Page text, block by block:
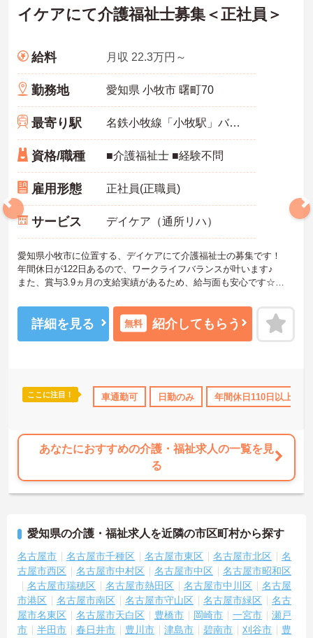
高収入 社会保険完備 交通費支給 退職金制度あり
イケアにて介護福祉士募集＜正社員＞
給料 月収 22.3万円～
勤務地 愛知県 小牧市 曙町70
最寄り駅 名鉄小牧線「小牧駅」バス・車7分
資格/職種 ■介護福祉士 ■経験不問
雇用形態 正社員(正職員)
サービス デイケア（通所リハ）
愛知県小牧市に位置する、デイケアにて介護福祉士の募集です！
年間休日が122日あるので、ワークライフバランスが叶います♪
また、賞与3.9ヵ月の支給実績があるため、給与面も安心です☆
す◎
ご興味のある方には、面接対策ポイントなど、さらに詳細をお話し
いたしますのでお気軽にご相談ください！
詳細を見る 無料 紹介してもらう
ここに注目！ 車通勤可 日勤のみ 年間休日110日以上
あなたにおすすめの介護・福祉求人の一覧を見
る
愛知県の介護・福祉求人を近隣の市区町村から探す
名古屋市 名古屋市千種区 名古屋市東区 名古屋市北区
名
古屋市西区
名古屋市中村区 名古屋市中区
名古屋市昭和区
名古屋市瑞穂区
名古屋市熱田区 名古屋市中川区
名古屋
市港区
名古屋市南区 名古屋市守山区 名古屋市緑区
名古
屋市名東区
名古屋市天白区 豊橋市 岡崎市 一宮市
瀬戸
市
半田市 春日井市 豊川市 津島市 碧南市 刈谷市
豊